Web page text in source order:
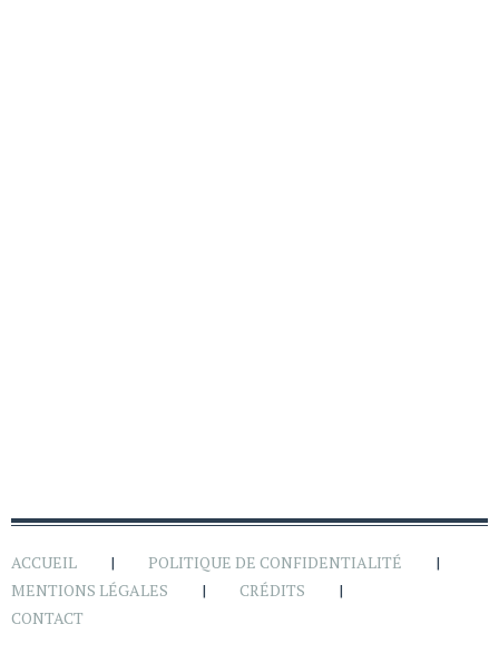
ACCUEIL
POLITIQUE DE CONFIDENTIALITÉ
MENTIONS LÉGALES
CRÉDITS
CONTACT